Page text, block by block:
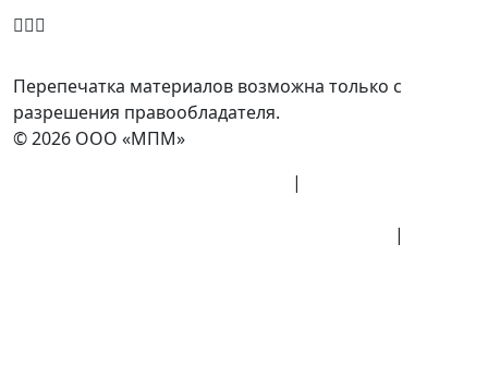
Перепечатка материалов возможна только с
разрешения правообладателя.
© 2026 ООО «МПМ»
|
|